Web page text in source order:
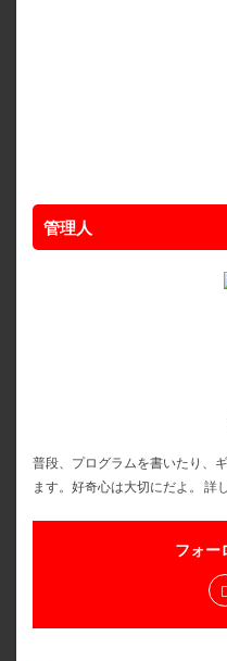
管理人
普段、プログラムを書いたり、
ます。好奇心は大切にだよ。 詳
フォー